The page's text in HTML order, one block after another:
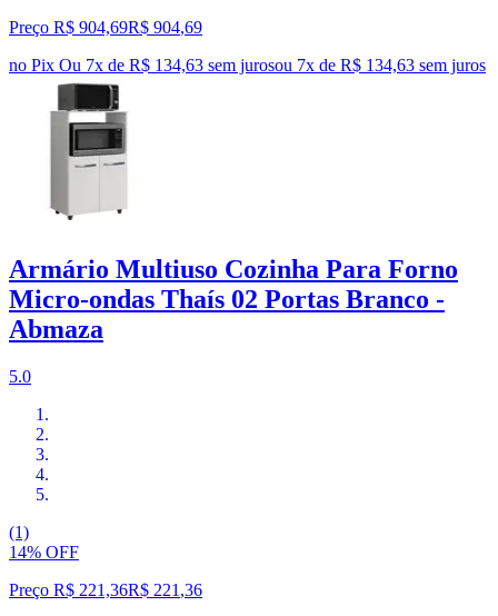
Preço R$ 904,69R$ 904,69
no Pix Ou 7x de R$ 134,63 sem jurosou 7x de R$ 134,63 sem juros
Armário Multiuso Cozinha Para Forno
Micro-ondas Thaís 02 Portas Branco -
Abmaza
5.0
(1)
14% OFF
Preço R$ 221,36R$ 221 ,36